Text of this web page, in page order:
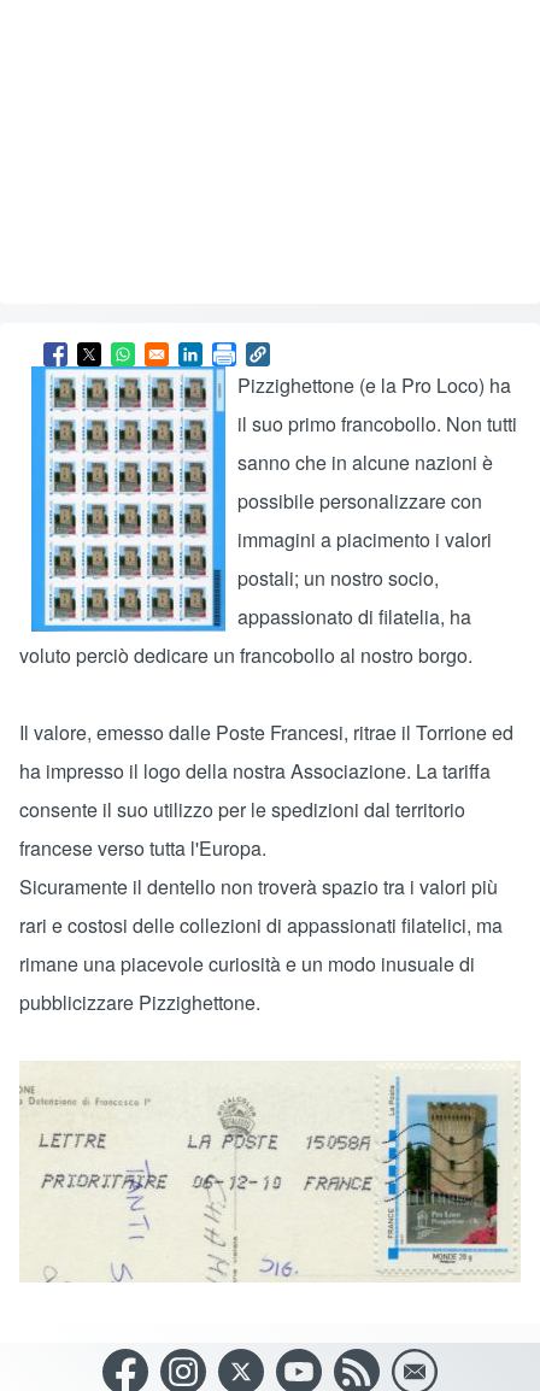
Opens in a new window
Opens in a new window
Opens in a new window
Opens in a new window
Pizzighettone (e la Pro Loco) ha
il suo primo francobollo. Non tutti
sanno che in alcune nazioni è
possibile personalizzare con
immagini a piacimento i valori
postali; un nostro socio,
appassionato di filatelia, ha
voluto perciò dedicare un francobollo al nostro borgo.
Il valore, emesso dalle Poste Francesi, ritrae il Torrione ed
ha impresso il logo della nostra Associazione. La tariffa
consente il suo utilizzo per le spedizioni dal territorio
francese verso tutta l'Europa.
​Sicuramente il dentello non troverà spazio tra i valori più
rari e costosi delle collezioni di appassionati filatelici, ma
rimane una piacevole curiosità e un modo inusuale di
pubblicizzare Pizzighettone.